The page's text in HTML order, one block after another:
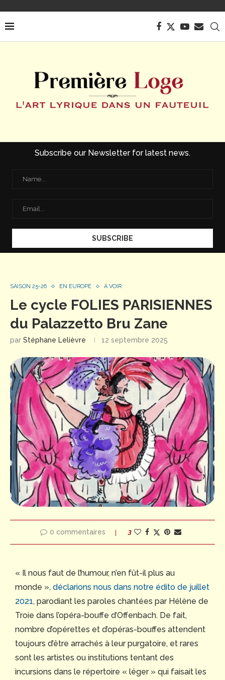
Subscribe our Newsletter for latest news.
SAISON 25-26 EN EUROPE À VOIR
Le cycle FOLIES PARISIENNES
du Palazzetto Bru Zane
par Stéphane Lelièvre 12 septembre 2025
0 commentaires 3
« Il nous faut de l’humour, n’en fût-il plus au
monde », déclarions nous dans notre édito de juillet
2021, parodiant les paroles chantées par Hélène de
Troie dans l’opéra-bouffe d’Offenbach. De fait,
nombre d’opérettes et d’opéras-bouffes attendent
toujours d’être arrachés à leur purgatoire, et rares
sont les artistes ou institutions tentant des
incursions dans le répertoire « léger » qui faisait les